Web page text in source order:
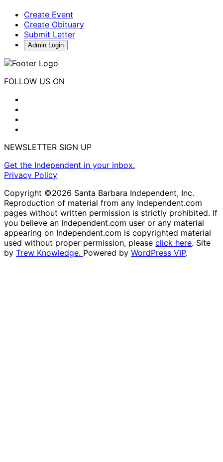
Create Event
Create Obituary
Submit Letter
Admin Login
FOLLOW US ON
NEWSLETTER SIGN UP
Get the Independent in your inbox.
Privacy Policy
Copyright ©2026 Santa Barbara Independent, Inc.
Reproduction of material from any Independent.com
pages without written permission is strictly prohibited. If
you believe an Independent.com user or any material
appearing on Independent.com is copyrighted material
used without proper permission, please click here. Site
by Trew Knowledge. Powered by WordPress VIP.